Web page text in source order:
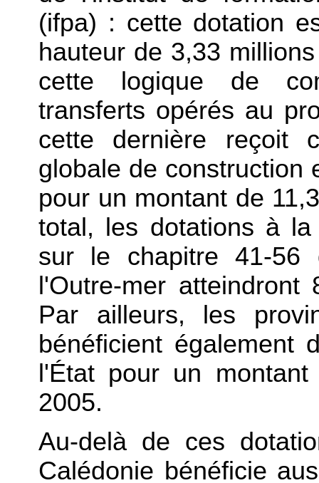
(ifpa) : cette dotation
hauteur de 3,33
cette logique de
transferts opérés au
cette dernière reçoit
globale de construction
pour un montant de
total, les dotations à la
sur le chapitre 41-56
l'Outre-mer
Par ailleurs, les
bénéficient également
l'État pour un
2005.
Au-delà de ces
Calédonie bénéficie